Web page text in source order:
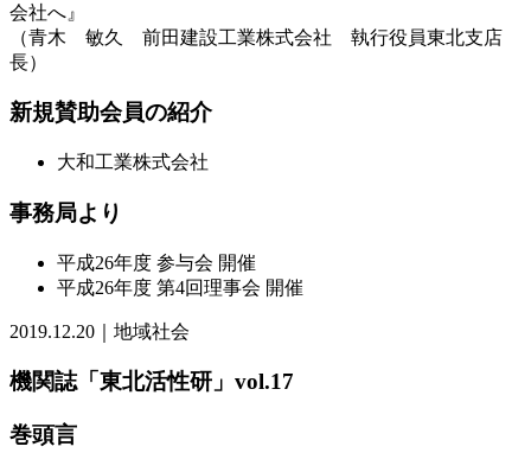
会社へ』
（青木 敏久 前田建設工業株式会社 執行役員東北支店
長）
新規賛助会員の紹介
大和工業株式会社
事務局より
平成26年度 参与会 開催
平成26年度 第4回理事会 開催
2019.12.20｜地域社会
機関誌「東北活性研」vol.17
巻頭言